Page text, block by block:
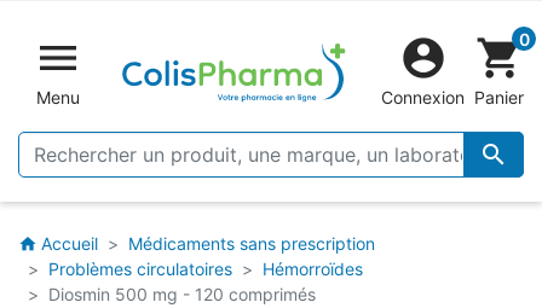

Menu


Connexion
shopping_cart0
Panier
home Accueil
Médicaments sans prescription
Problèmes circulatoires
Hémorroïdes
Diosmin 500 mg - 120 comprimés